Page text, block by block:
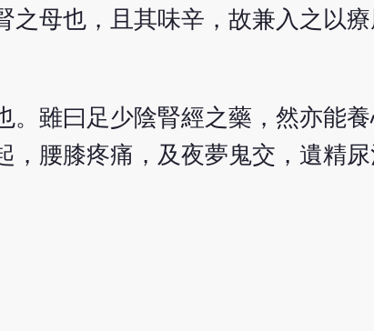
之母也，且其味辛，故兼入之以
。雖曰足少陰腎經之藥，然亦能
，腰膝疼痛，及夜夢鬼交，遺精